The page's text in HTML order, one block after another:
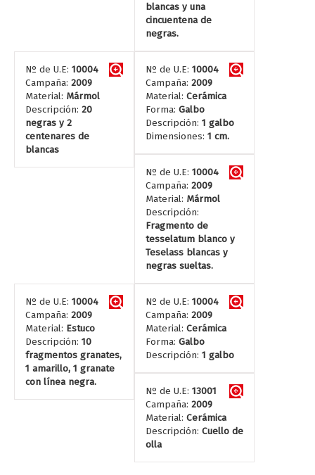
blancas y una
cincuentena de
negras.
Nº de U.E: 10004
Campaña: 2009
Material: Mármol
Descripción: 20
negras y 2
centenares de
blancas
Nº de U.E: 10004
Campaña: 2009
Material: Cerámica
Forma: Galbo
Descripción: 1 galbo
Dimensiones: 1 cm.
Nº de U.E: 10004
Campaña: 2009
Material: Mármol
Descripción:
Fragmento de
tesselatum blanco y
Teselass blancas y
negras sueltas.
Nº de U.E: 10004
Campaña: 2009
Material: Estuco
Descripción: 10
fragmentos granates,
1 amarillo, 1 granate
con línea negra.
Nº de U.E: 10004
Campaña: 2009
Material: Cerámica
Forma: Galbo
Descripción: 1 galbo
Nº de U.E: 13001
Campaña: 2009
Material: Cerámica
Descripción: Cuello de
olla